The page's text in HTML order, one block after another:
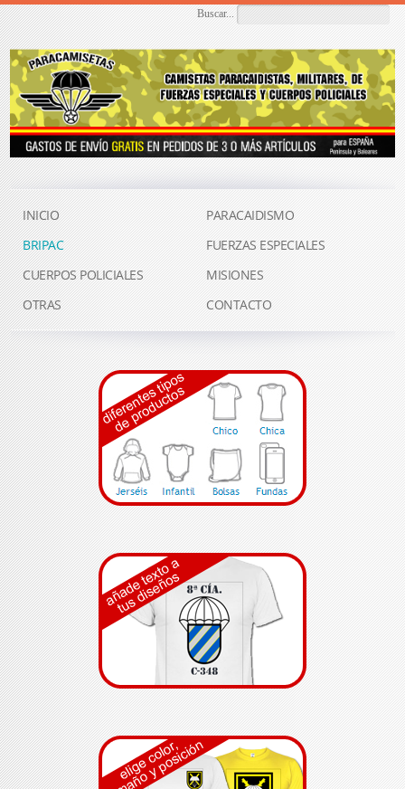
Buscar...
INICIO
PARACAIDISMO
BRIPAC
FUERZAS ESPECIALES
CUERPOS POLICIALES
MISIONES
OTRAS
CONTACTO